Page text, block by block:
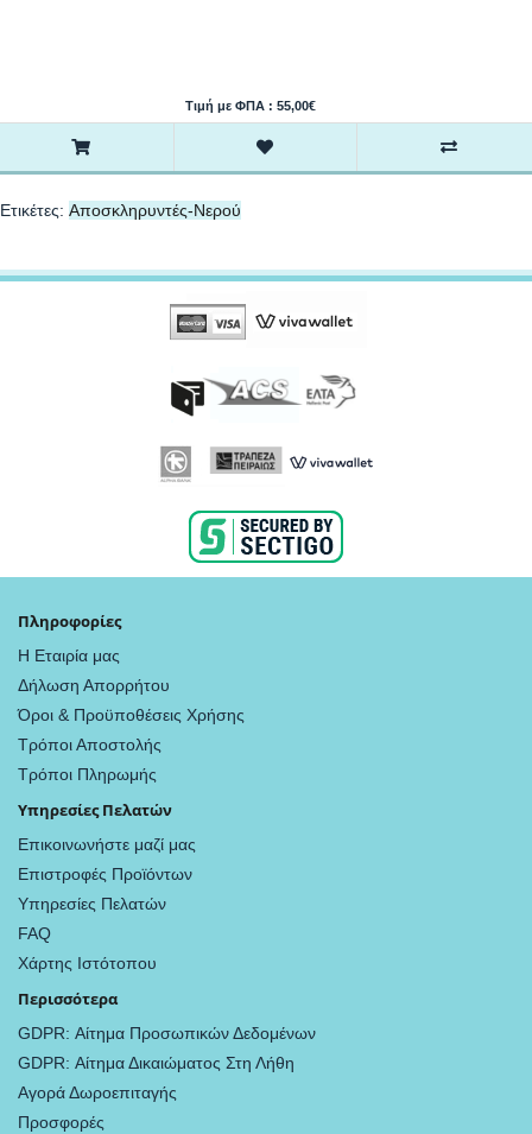
Τιμή με ΦΠΑ : 55,00€
Ετικέτες: Aποσκληρυντές-Nερού
Πληροφορίες
Η Εταιρία μας
Δήλωση Απορρήτου
Όροι & Προϋποθέσεις Χρήσης
Τρόποι Αποστολής
Τρόποι Πληρωμής
Υπηρεσίες Πελατών
Επικοινωνήστε μαζί μας
Επιστροφές Προϊόντων
Υπηρεσίες Πελατών
FAQ
Χάρτης Ιστότοπου
Περισσότερα
GDPR: Αίτημα Προσωπικών Δεδομένων
GDPR: Αίτημα Δικαιώματος Στη Λήθη
Αγορά Δωροεπιταγής
Προσφορές